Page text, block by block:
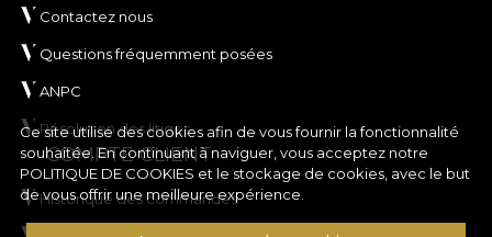
Ce site utilise des cookies afin de vous fournir la fonctionnalité
souhaitée. En continuant à naviguer, vous acceptez notre
POLITIQUE DE COOKIES et le stockage de cookies, avec le but
de vous offrir une meilleure expérience.
Contactez nous
Questions fréquemment posées
ANPC
Résolution des litiges
COMPTE CLIENT
Historique des commandes